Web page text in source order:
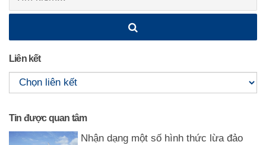
Liên kết
Tin được quan tâm
Nhận dạng một số hình thức lừa đảo